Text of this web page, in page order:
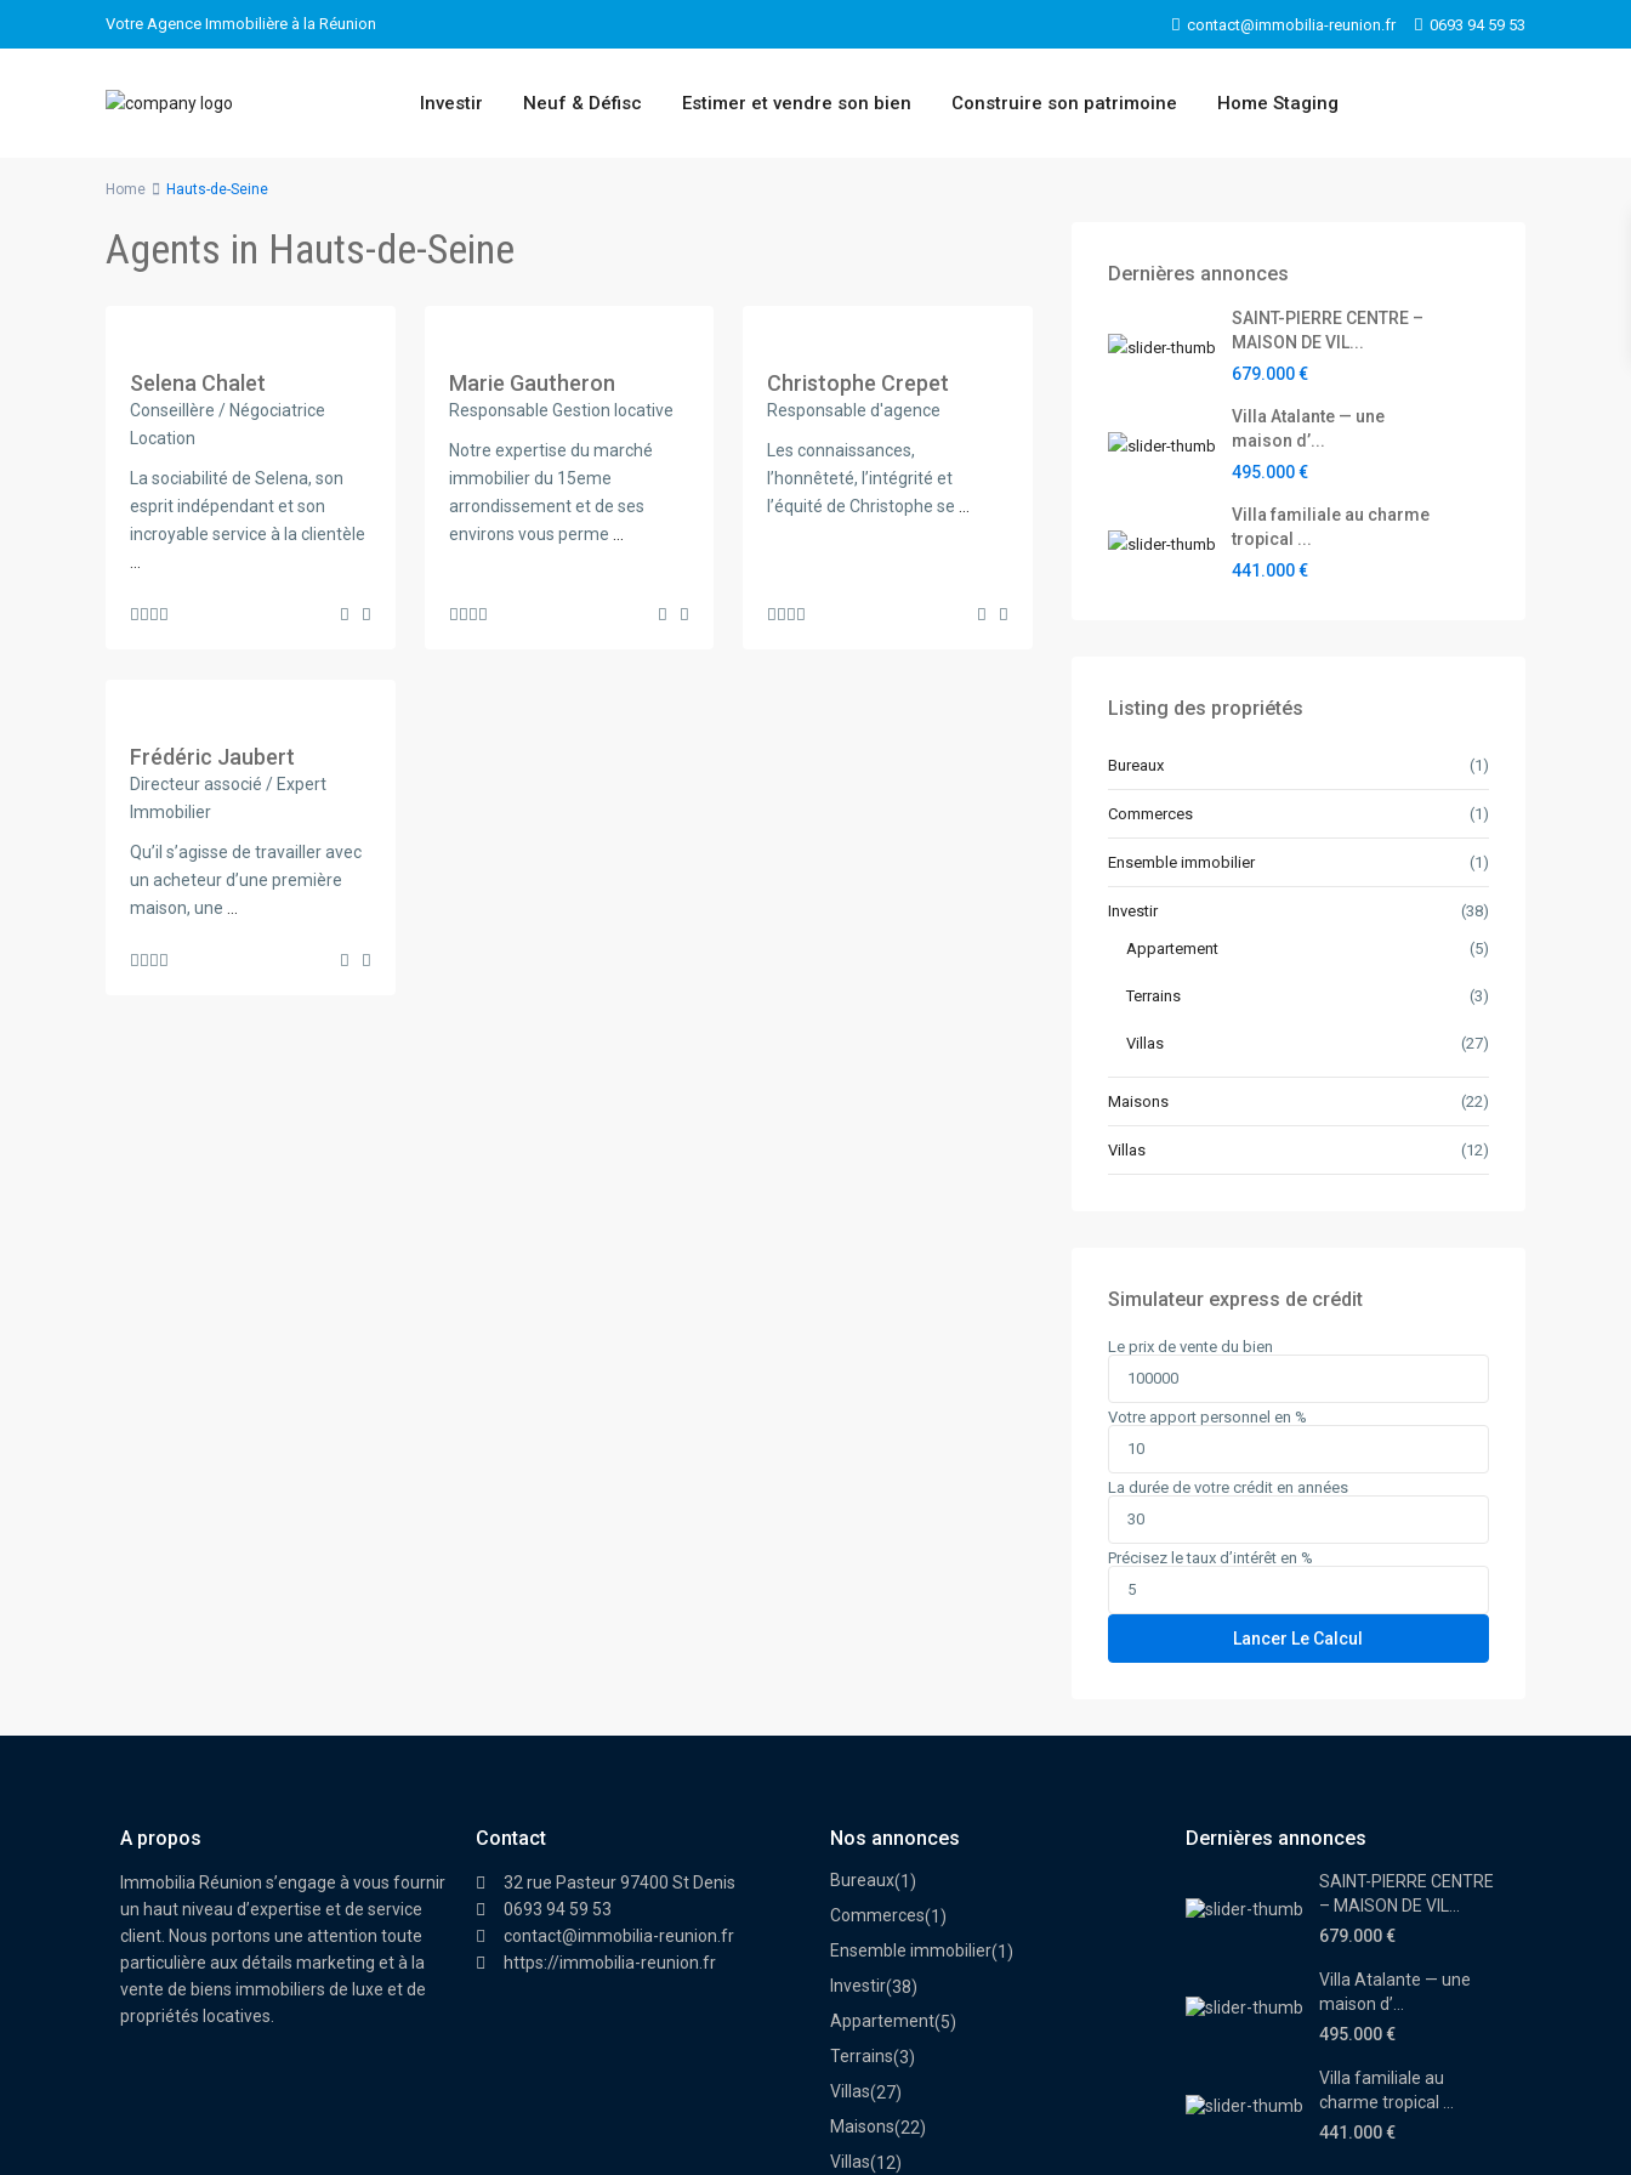
Votre Agence Immobilière à la Réunion contact@immobilia-reunion.fr 0693 94 59 53
Investir Neuf & Défisc Estimer et vendre son bien Construire son patrimoine Home Staging
Home Hauts-de-Seine
Agents in Hauts-de-Seine
Selena Chalet
Conseillère / Négociatrice
Location
La sociabilité de Selena, son
esprit indépendant et son
incroyable service à la clientèle
Marie Gautheron
Responsable Gestion locative
Notre expertise du marché
immobilier du 15eme
arrondissement et de ses
environs vous perme
Christophe Crepet
Responsable d'agence
Les connaissances,
l’honnêteté, l’intégrité et
l’équité de Christophe se
Frédéric Jaubert
Directeur associé / Expert
Immobilier
Qu’il s’agisse de travailler avec
un acheteur d’une première
maison, une
Dernières annonces
SAINT-PIERRE CENTRE –
MAISON DE VIL...
679.000 €
Villa Atalante — une
maison d’...
495.000 €
Villa familiale au charme
tropical ...
441.000 €
Listing des propriétés
Bureaux (1)
Commerces (1)
Ensemble immobilier (1)
Investir (38)
Appartement (5)
Terrains (3)
Villas (27)
Maisons (22)
Villas (12)
Simulateur express de crédit
Le prix de vente du bien
Votre apport personnel en %
La durée de votre crédit en années
Précisez le taux d’intérêt en %
Lancer Le Calcul
A propos
Immobilia Réunion s’engage à vous fournir
un haut niveau d’expertise et de service
client. Nous portons une attention toute
particulière aux détails marketing et à la
vente de biens immobiliers de luxe et de
propriétés locatives.
Contact
32 rue Pasteur 97400 St Denis
0693 94 59 53
contact@immobilia-reunion.fr
https://immobilia-reunion.fr
Nos annonces
Bureaux(1)
Commerces(1)
Ensemble immobilier(1)
Investir(38)
Appartement(5)
Terrains(3)
Villas(27)
Maisons(22)
Villas(12)
Dernières annonces
SAINT-PIERRE CENTRE
– MAISON DE VIL...
679.000 €
Villa Atalante — une
maison d’...
495.000 €
Villa familiale au
charme tropical ...
441.000 €